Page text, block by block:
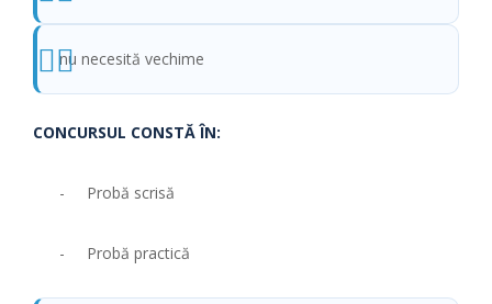
nu necesită vechime
CONCURSUL CONSTĂ ÎN:
- Probă scrisă
- Probă practică